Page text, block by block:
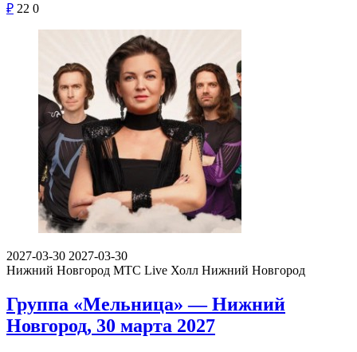
₽ 22 0
2027-03-30 2027-03-30
Нижний Новгород МТС Live Холл Нижний Новгород
Группа «Мельница» — Нижний
Новгород, 30 марта 2027